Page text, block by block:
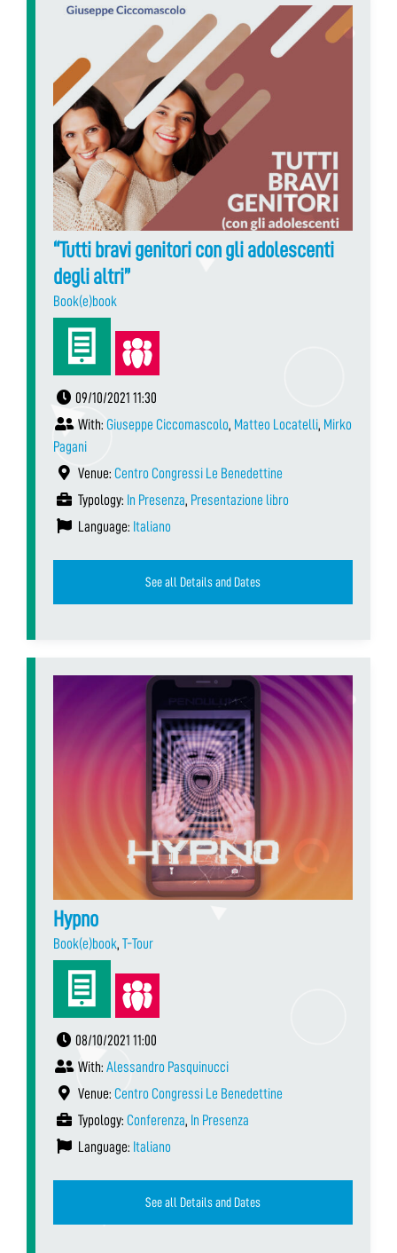
“Tutti bravi genitori con gli adolescenti
degli altri”
Book(e)book
09/10/2021 11:30
With: Giuseppe Ciccomascolo, Matteo Locatelli, Mirko
Pagani
Venue: Centro Congressi Le Benedettine
Typology: In Presenza, Presentazione libro
Language: Italiano
See all Details and Dates
Hypno
Book(e)book, T-Tour
08/10/2021 11:00
With: Alessandro Pasquinucci
Venue: Centro Congressi Le Benedettine
Typology: Conferenza, In Presenza
Language: Italiano
See all Details and Dates